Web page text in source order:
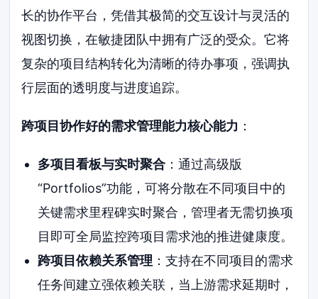
长的协作平台，凭借其极简的交互设计与灵活的
视图切换，在敏捷团队中拥有广泛的受众。它将
复杂的项目结构转化为清晰的待办事项，强调执
行层面的透明度与进度追踪。
跨项目协作好的需求管理能力核心能力 ：
多项目看板与实时聚合：通过高级版
“Portfolios”功能，可将分散在不同项目中的
关键需求里程碑实时聚合，管理者无需切换项
目即可全局监控跨项目需求池的推进健康度。
跨项目依赖关系管理 ：支持在不同项目的需求
任务间建立强依赖关联，当上游需求延期时，